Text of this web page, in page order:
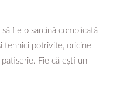
fie o sarcină complicată
tehnici potrivite, oricine
Fie că ești un